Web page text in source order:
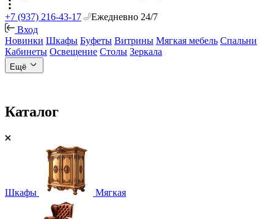
+7 (937) 216-43-17
Ежедневно 24/7
Вход
Новинки Шкафы Буфеты Витрины Мягкая мебель Спальни
Кабинеты Освещение Столы Зеркала
Ещё
Каталог
Шкафы Мягкая